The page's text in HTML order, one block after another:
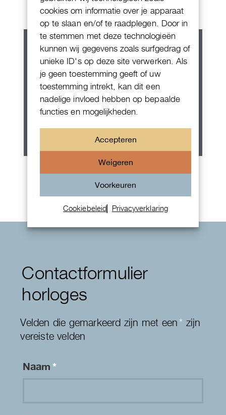
cookies om informatie over je apparaat
op te slaan en/of te raadplegen. Door in
te stemmen met deze technologieën
kunnen wij gegevens zoals surfgedrag of
unieke ID's op deze site verwerken. Als
je geen toestemming geeft of uw
toestemming intrekt, kan dit een
nadelige invloed hebben op bepaalde
functies en mogelijkheden.
Accepteren
Weigeren
Voorkeuren
Cookiebeleid Privacyverklaring
Rolex Oyster Perpetual 36
Contactformulier
horloges
Velden die gemarkeerd zijn met een* zijn
vereiste velden
Naam*